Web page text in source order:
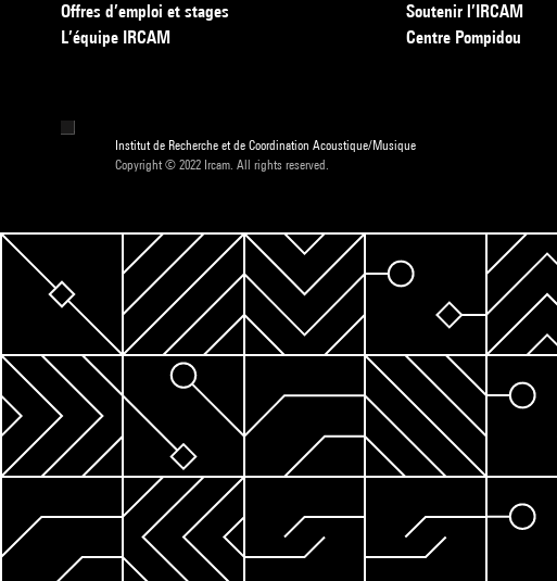
Offres d’emploi et stages
L’équipe IRCAM
Soutenir l’IRCAM
Centre Pompidou
Institut de Recherche et de Coordination Acoustique/Musique
Copyright © 2022 Ircam. All rights reserved.